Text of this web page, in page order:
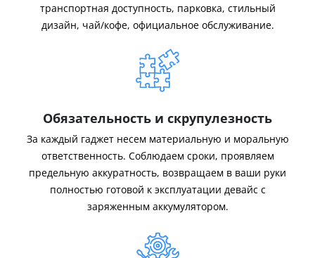
транспортная доступность, парковка, стильный
дизайн, чай/кофе, официальное обслуживание.
Обязательность и скрупулезность
За каждый гаджет несем материальную и моральную
ответственность. Соблюдаем сроки, проявляем
предельную аккуратность, возвращаем в ваши руки
полностью готовой к эксплуатации девайс с
заряженным аккумулятором.